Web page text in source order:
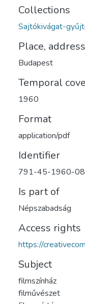
Collections
Sajtókivágat-
Place, address
Budapest
Temporal
1960
Format
application/pdf
Identifier
791-45-1960-
Is part of
Népszabadság
Access rights
https://
Subject
filmszínház
filművészet